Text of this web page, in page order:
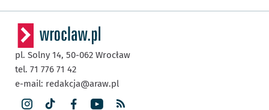
pl. Solny 14, 50-062 Wrocław
tel. 71 776 71 42
e-mail: redakcja@araw.pl